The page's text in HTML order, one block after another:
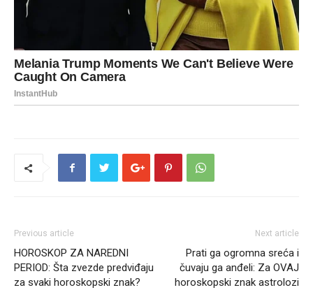
Previous article
HOROSKOP ZA NAREDNI
PERIOD: Šta zvezde predviđaju
za svaki horoskopski znak?
Next article
Prati ga ogromna sreća i
čuvaju ga anđeli: Za OVAJ
horoskopski znak astrolozi